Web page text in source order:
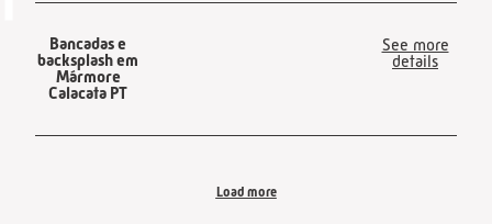
Bancadas e
backsplash em
Mármore
Calacata PT
See more
details
Load more